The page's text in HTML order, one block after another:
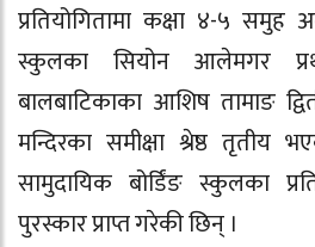
प्रतियोगितामा कक्षा ४-५ समुह
स्कुलका सियोन आलेमगर
बालबाटिकाका आशिष तामाङ
मन्दिरका समीक्षा श्रेष्ठ तृतीय
सामुदायिक बोर्डिंङ स्कुलका
पुरस्कार प्राप्त गरेकी छिन् ।